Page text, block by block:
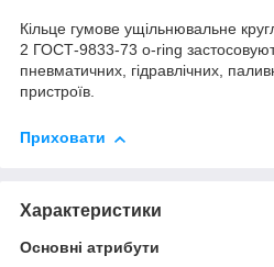
Кільце гумове ущільнювальне
2 ГОСТ-9833-73 o-ring
пневматичних, гідравлічних,
пристроїв.
Приховати
Характеристики
Основні атрибути